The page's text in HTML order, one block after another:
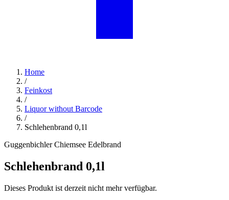
Home
/
Feinkost
/
Liquor without Barcode
/
Schlehenbrand 0,1l
Guggenbichler Chiemsee Edelbrand
Schlehenbrand 0,1l
Dieses Produkt ist derzeit nicht mehr verfügbar.